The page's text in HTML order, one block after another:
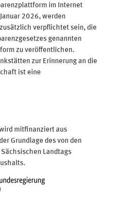
im Internet
2026, werden
verpflichtet sein, die
genannten
zu veröffentlichen.
zur Erinnerung an die
ist eine
mitfinanziert aus
Grundlage des von den
Landtags